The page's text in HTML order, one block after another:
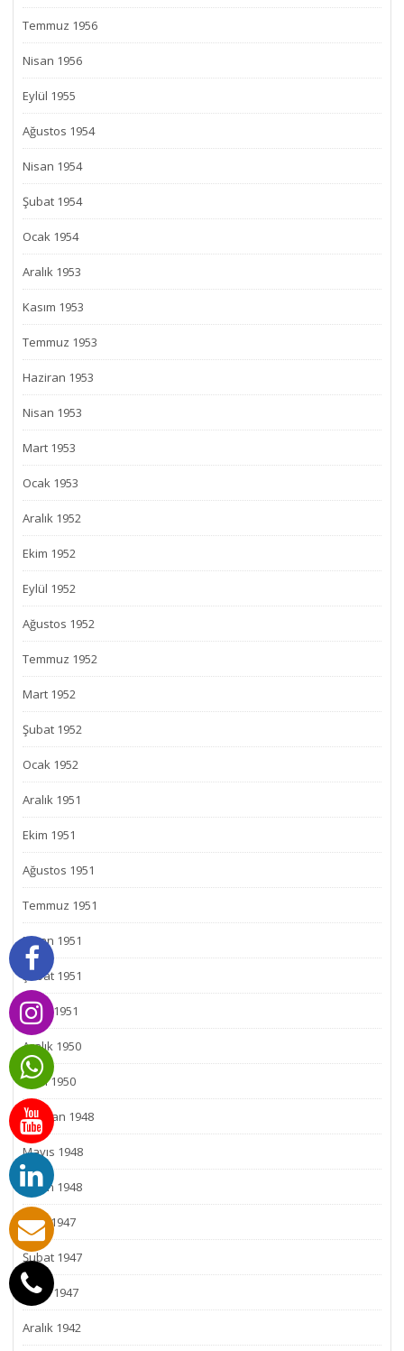
Temmuz 1956
Nisan 1956
Eylül 1955
Ağustos 1954
Nisan 1954
Şubat 1954
Ocak 1954
Aralık 1953
Kasım 1953
Temmuz 1953
Haziran 1953
Nisan 1953
Mart 1953
Ocak 1953
Aralık 1952
Ekim 1952
Eylül 1952
Ağustos 1952
Temmuz 1952
Mart 1952
Şubat 1952
Ocak 1952
Aralık 1951
Ekim 1951
Ağustos 1951
Temmuz 1951
Nisan 1951
Şubat 1951
Ocak 1951
Aralık 1950
Ekim 1950
Haziran 1948
Mayıs 1948
Nisan 1948
Mart 1947
Şubat 1947
Ocak 1947
Aralık 1942